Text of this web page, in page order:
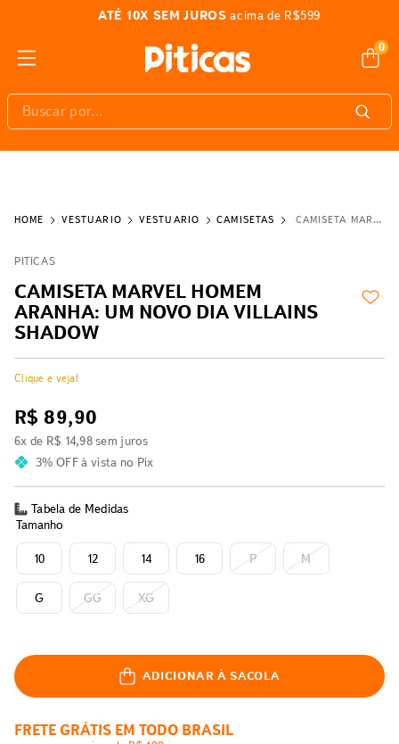
ATÉ 10X SEM JUROS acima de R$599
0
Buscar por...
VESTUÁRIO VESTUÁRIO CAMISETAS CAMISETA MARVEL HOMEM ARANHA: UM NOVO DIA VILLAINS SHADOW
PITICAS
CAMISETA MARVEL HOMEM
ARANHA: UM NOVO DIA VILLAINS
SHADOW
Clique e veja!
R$ 89,90
6x de R$ 14,98sem juros
3% OFFà vista no Pix
Tabela de Medidas
Tamanho
16 P
G
M
GG XG
14
12
10
ADICIONAR À SACOLA
FRETE GRÁTIS EM TODO BRASIL